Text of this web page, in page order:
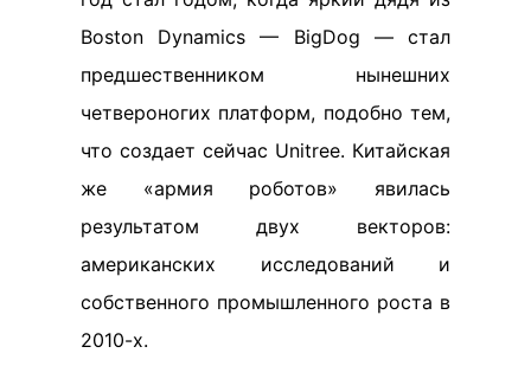
Boston Dynamics — BigDog — стал
предшественником нынешних
четвероногих платформ, подобно тем,
что создает сейчас Unitree. Китайская
же «армия роботов» явилась
результатом двух векторов:
американских исследований и
собственного промышленного роста в
2010-х.